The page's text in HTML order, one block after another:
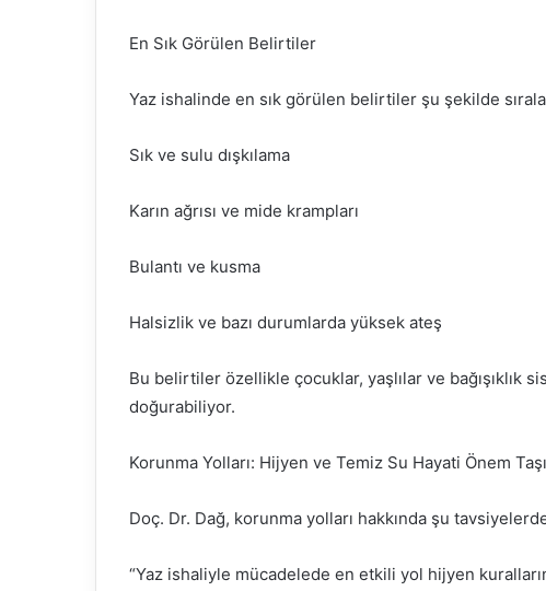
En Sık Görülen Belirtiler
Yaz ishalinde en sık görülen belirtiler şu şekilde
Sık ve sulu dışkılama
Karın ağrısı ve mide krampları
Bulantı ve kusma
Halsizlik ve bazı durumlarda yüksek ateş
Bu belirtiler özellikle çocuklar, yaşlılar ve bağışıklık
doğurabiliyor.
Korunma Yolları: Hijyen ve Temiz Su Hayati Önem
Doç. Dr. Dağ, korunma yolları hakkında şu
“Yaz ishaliyle mücadelede en etkili yol hijyen